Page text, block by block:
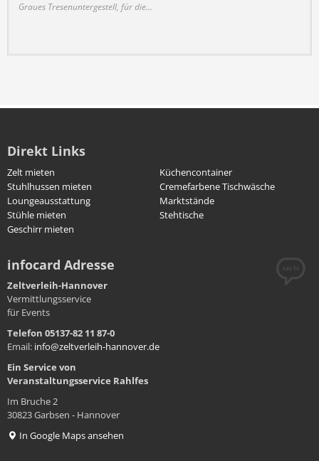
Graues Tresenuntergestell, für die...
Direkt Links
Zelt mieten
Küchencontainer
Stuhlhussen mieten
Cremefarbene Tischwäsche
Loungeausstattung
Marktstände
Stühle mieten
Stehtische
Geschirr mieten
infocard Adresse
Zeltverleih-Hannover
Vermittlungsservice
für Events
Telefon 05137-82 11 87-0
Email: info@zeltverleih-hannover.de
Ein Service von
Veranstaltungsservice Rahlfes
Im Bruche 2
30823 Garbsen - Hannover
In Google Maps ansehen